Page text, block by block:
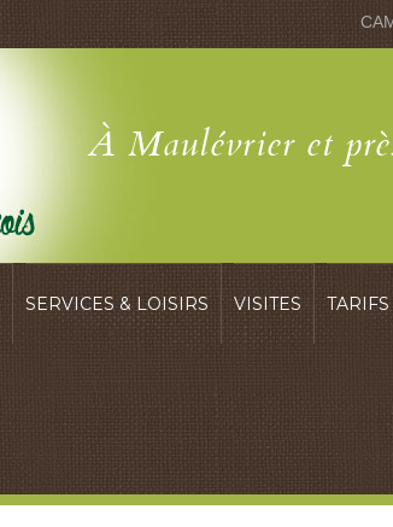
À Maulévrier et
SERVICES & LOISIRS VISITES TARIFS